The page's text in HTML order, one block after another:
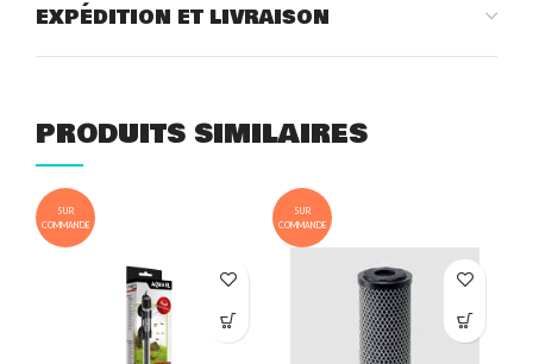
EXPÉDITION ET LIVRAISON
PRODUITS SIMILAIRES
SUR
COMMANDE
SUR
COMMANDE